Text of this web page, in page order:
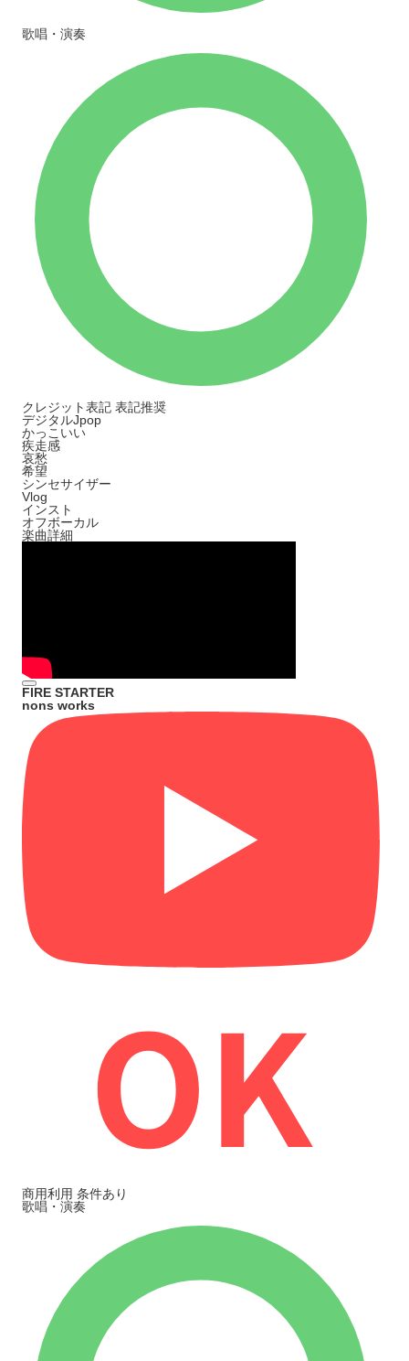
歌唱・演奏
クレジット表記 表記推奨
デジタルJpop
かっこいい
疾走感
哀愁
希望
シンセサイザー
Vlog
インスト
オフボーカル
楽曲詳細
FIRE STARTER
nons works
商用利用 条件あり
歌唱・演奏